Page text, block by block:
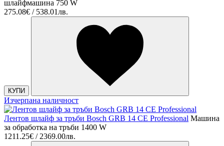
шлайфмашина 750 W
275.08€ / 538.01лв.
КУПИ
Изчерпана наличност
Лентов шлайф за тръби Bosch GRB 14 CE Professional Машина
за обработка на тръби 1400 W
1211.25€ / 2369.00лв.